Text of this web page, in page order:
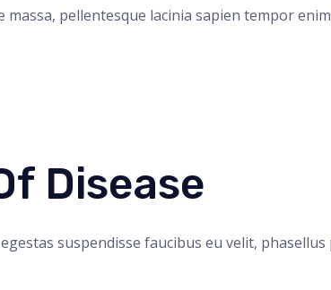
pellentesque lacinia sapien tempor
Disease
suspendisse faucibus eu velit,